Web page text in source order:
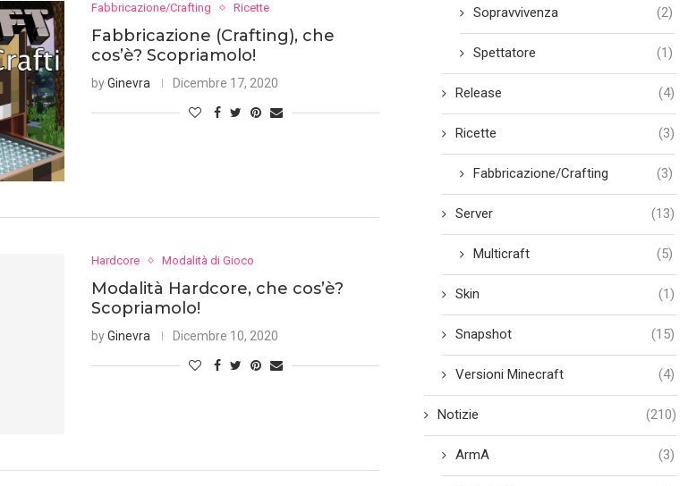
Fabbricazione/Crafting Ricette
Fabbricazione (Crafting), che
cos’è? Scopriamolo!
byGinevra Dicembre 17, 2020
Hardcore Modalità di Gioco
Modalità Hardcore, che cos’è?
Scopriamolo!
byGinevra Dicembre 10, 2020
Sopravvivenza (2)
Spettatore (1)
Release (4)
Ricette (3)
Fabbricazione/Crafting (3)
Server (13)
Multicraft (5)
Skin (1)
Snapshot (15)
Versioni Minecraft (4)
Notizie (210)
ArmA (3)